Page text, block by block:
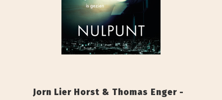
Jorn Lier Horst & Thomas Enger -